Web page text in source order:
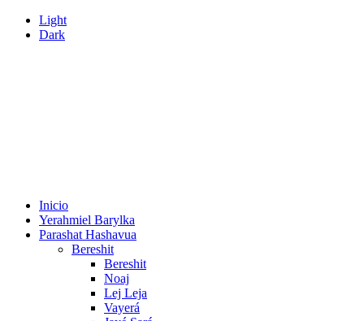
Light
Dark
Inicio
Yerahmiel Barylka
Parashat Hashavua
Bereshit
Bereshit
Noaj
Lej Leja
Vayerá